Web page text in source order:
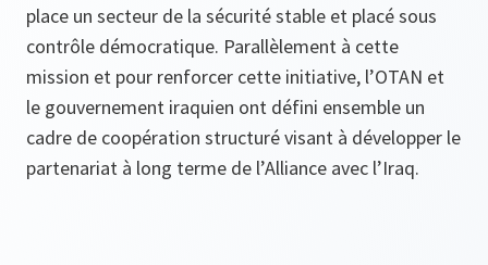
place un secteur de la sécurité stable et placé sous
contrôle démocratique. Parallèlement à cette
mission et pour renforcer cette initiative, l’OTAN et
le gouvernement iraquien ont défini ensemble un
cadre de coopération structuré visant à développer le
partenariat à long terme de l’Alliance avec l’Iraq.